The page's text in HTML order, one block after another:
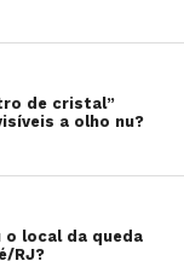
de cristal”
a olho nu?
o local da queda
RJ?